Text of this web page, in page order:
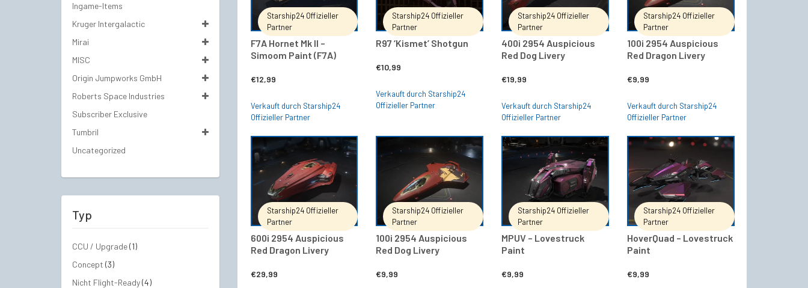
Starship24 Offizieller
Partner
F7A Hornet Mk II –
Simoom Paint (F7A)
€12,99
Verkauft durch Starship24
Offizieller Partner
Starship24 Offizieller
Partner
R97 ‘Kismet’ Shotgun
€10,99
Verkauft durch Starship24
Offizieller Partner
Starship24 Offizieller
Partner
400i 2954 Auspicious
Red Dog Livery
€19,99
Verkauft durch Starship24
Offizieller Partner
Starship24 Offizieller
Partner
100i 2954 Auspicious
Red Dragon Livery
€9,99
Verkauft durch Starship24
Offizieller Partner
Starship24 Offizieller
Partner
600i 2954 Auspicious
Red Dragon Livery
€29,99
IN DEN WARENKORB
Starship24 Offizieller
Partner
100i 2954 Auspicious
Red Dog Livery
€9,99
IN DEN WARENKORB
Starship24 Offizieller
Partner
MPUV – Lovestruck
Paint
€9,99
Starship24 Offizieller
Partner
HoverQuad – Lovestruck
Paint
€9,99
IN DEN WARENKORB
Ingame-Items
Kruger Intergalactic
Mirai
MISC
Origin Jumpworks GmbH
Roberts Space Industries
Subscriber Exclusive
Tumbril
Uncategorized
Typ
CCU / Upgrade(1)
Concept (3)
Nicht Flight-Ready(4)